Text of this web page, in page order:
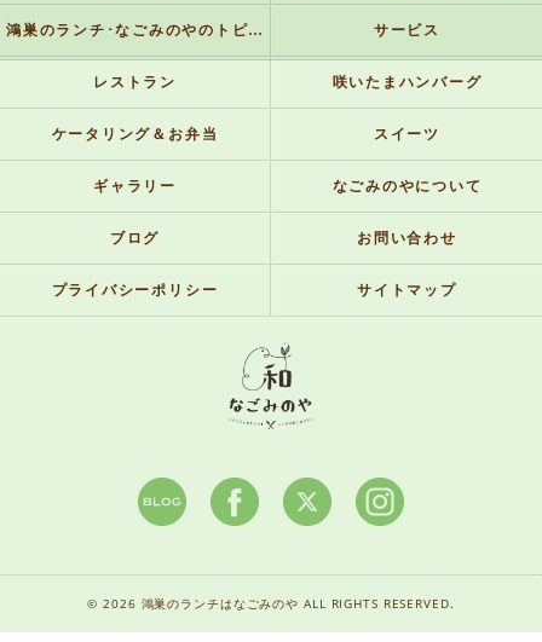
鴻巣のランチ･なごみのやのトピックス サービス
レストラン 咲いたまハンバーグ
ケータリング＆お弁当 スイーツ
ギャラリー なごみのやについて
ブログ お問い合わせ
プライバシーポリシー サイトマップ
© 2026 鴻巣のランチはなごみのや ALL RIGHTS RESERVED.